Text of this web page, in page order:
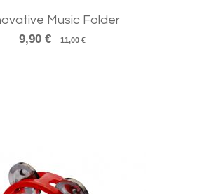
Music Folder
9,90 €
11,00 €